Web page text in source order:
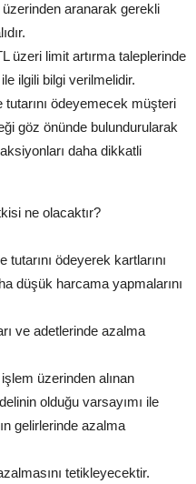
aranarak gerekli
üzeri limit artırma taleplerinde
ilgili bilgi verilmelidir.
ödeyemecek müşteri
göz önünde bulundurularak
daha dikkatli
ne olacaktır?
ödeyerek kartlarını
düşük harcama yapmalarını
ve adetlerinde azalma
üzerinden alınan
olduğu varsayımı ile
gelirlerinde azalma
tetikleyecektir.